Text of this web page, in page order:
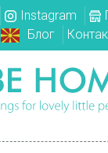
Instagram
Блог